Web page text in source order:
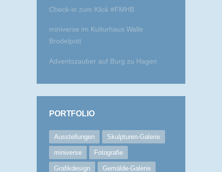
Check-in zum Klick #FMHB
miniverse im Kulturhaus Walle
Brodelpott
Adventszauber auf Burg zu Hagen
PORTFOLIO
Ausstellungen Skulpturen-Galerie
miniverse Fotografie
Grafikdesign Gemälde-Galerie